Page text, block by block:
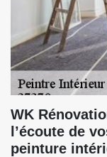
WK
l’écoute de
peinture